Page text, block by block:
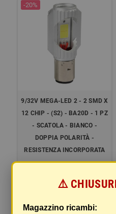
-20%
9/32V MEGA-LED 2 - 2 SMD X
12 CHIP - (S2) - BA20D - 1 PZ
- SCATOLA - BIANCO -
DOPPIA POLARITÀ -
RESISTENZA INCORPORATA
COMPRA
⚠️
Magazzino ricambi: